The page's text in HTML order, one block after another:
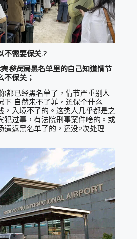
不需要保关.?
移民局黑名单里的自己知道情节
不保关；
都已经黑名单了，情节严重别人
下 自然来不了菲，还保个什么
，入境不了的。这类人几乎都是之
犯过事，有法院刑事案件啥的。或
遣返黑名单了的，还没2次处理